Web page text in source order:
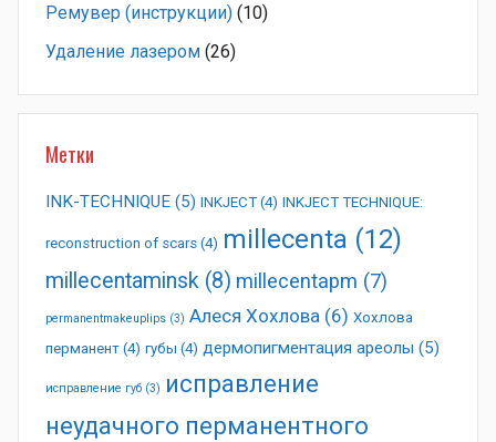
Ремувер (инструкции) (10)
Удаление лазером (26)
Метки
INK-TECHNIQUE (5) INKJECT (4) INKJECT TECHNIQUE:
reconstruction of scars (4) millecenta (12)
millecentaminsk (8) millecentapm (7)
permanentmakeuplips (3) Алеся Хохлова (6) Хохлова
перманент (4) губы (4) дермопигментация ареолы (5)
исправление губ (3) исправление
неудачного перманентного